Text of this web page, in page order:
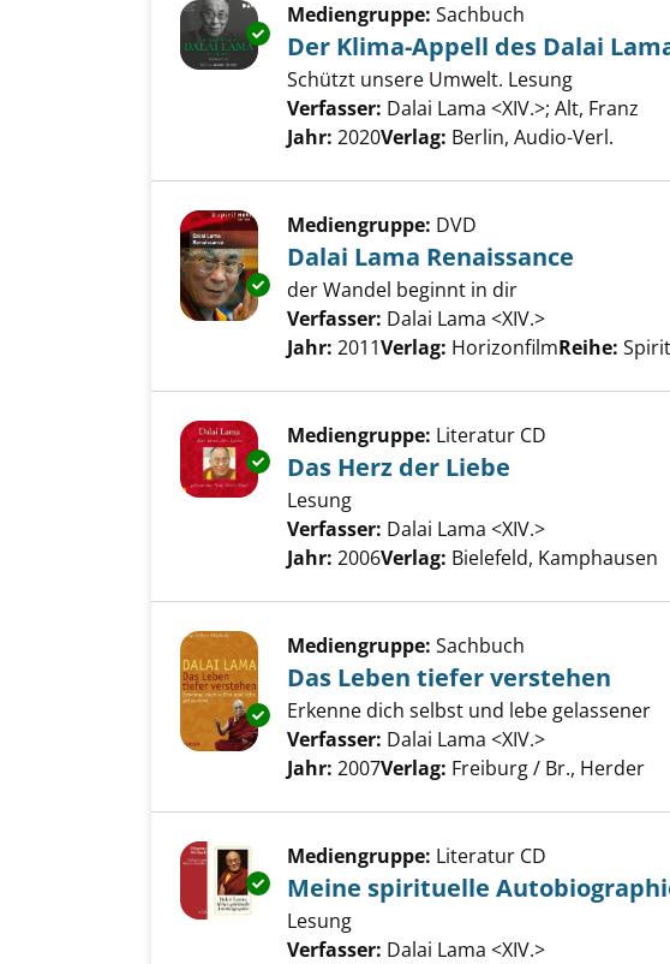
Exemplar-Details von Der Klima-Appell des
Mediengruppe: Sachbuch
Der Klima-Appell des Dalai
Schützt unsere Umwelt. Lesung
Verfasser: Dalai Lama <XIV.>; Alt, Franz
Jahr: 2020Verlag: Berlin, Audio-Verl.
Exemplar-Details von Dalai Lama Renaissance
Mediengruppe: DVD
Dalai Lama Renaissance
der Wandel beginnt in dir
Verfasser: Dalai Lama <XIV.>
Jahr: 2011Verlag: HorizonfilmReihe:
Exemplar-Details von Das Herz der Liebe
Mediengruppe: Literatur CD
Das Herz der Liebe
Lesung
Verfasser: Dalai Lama <XIV.>
Jahr: 2006Verlag: Bielefeld, Kamphausen
Exemplar-Details von Das Leben tiefer
Mediengruppe: Sachbuch
Das Leben tiefer verstehen
Erkenne dich selbst und lebe gelassener
Verfasser: Dalai Lama <XIV.>
Jahr: 2007Verlag: Freiburg / Br., Herder
Exemplar-Details von Meine spirituelle
Mediengruppe: Literatur CD
Meine spirituelle
Lesung
Verfasser: Dalai Lama <XIV.>